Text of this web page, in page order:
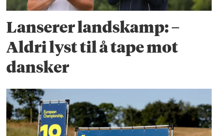
Lanserer landskamp: –
Aldri lyst til å tape mot
dansker